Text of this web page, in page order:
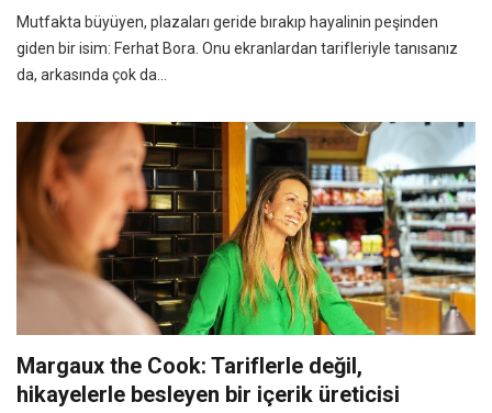
Mutfakta büyüyen, plazaları geride bırakıp hayalinin peşinden
giden bir isim: Ferhat Bora. Onu ekranlardan tarifleriyle tanısanız
da, arkasında çok da...
Margaux the Cook: Tariflerle değil,
hikayelerle besleyen bir içerik üreticisi